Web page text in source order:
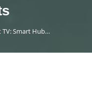
TV: Smart Hub…